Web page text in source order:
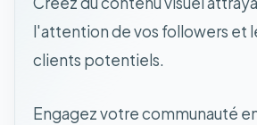
l'attention de vos followers et
clients potentiels.
Engagez votre communauté